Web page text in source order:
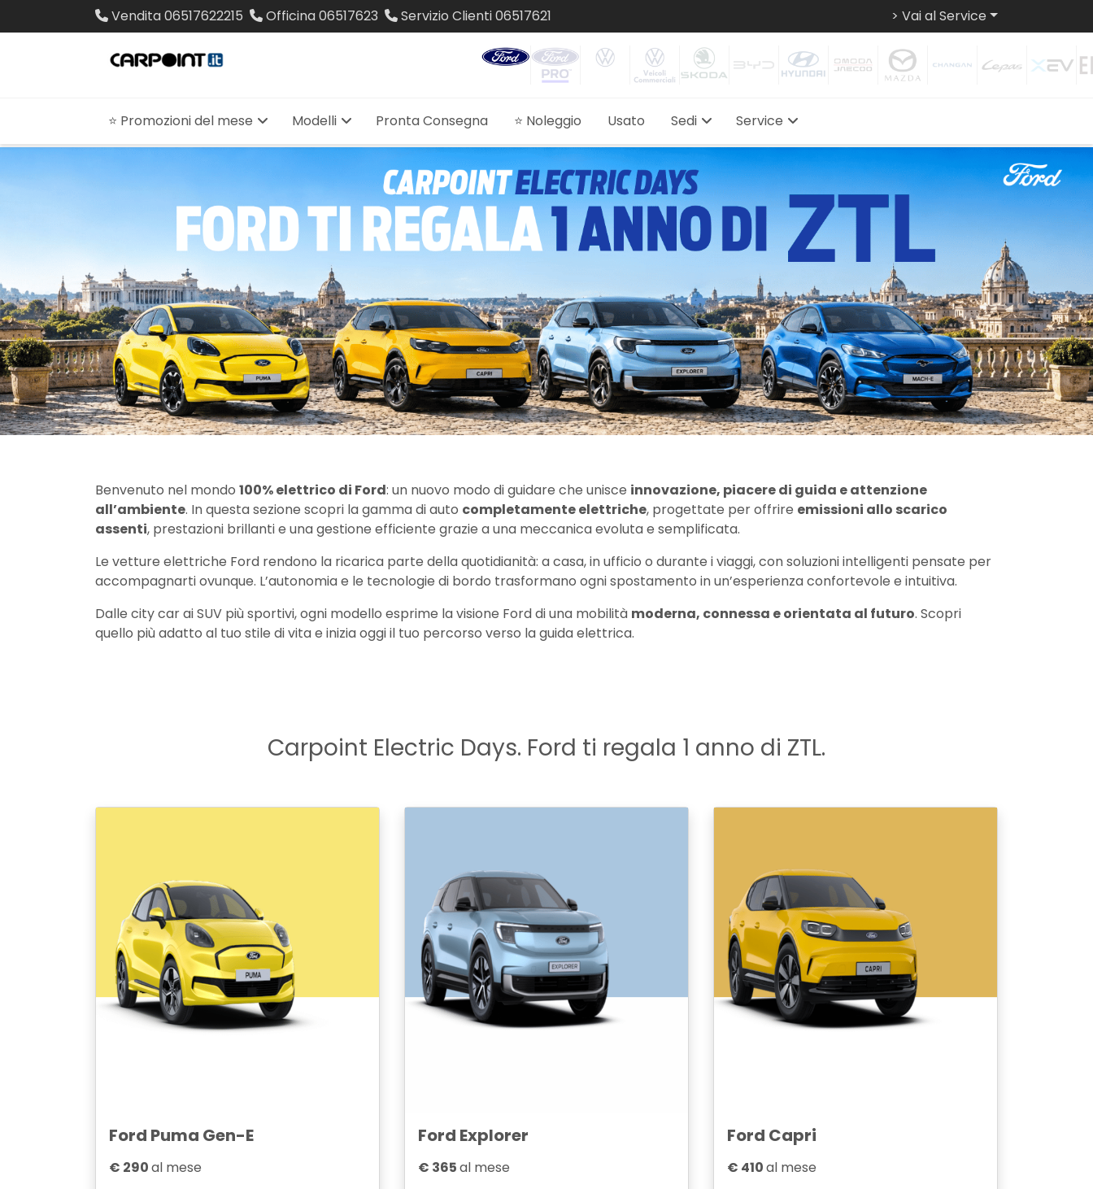
Vendita06517622215 Officina06517623 Servizio Clienti06517621 > Vai al Service
⭐ Promozioni del mese Modelli Pronta Consegna ⭐ Noleggio Usato Sedi Service
Benvenuto nel mondo 100% elettrico di Ford: un nuovo modo di guidare che unisce innovazione, piacere di guida e attenzione
all’ambiente. In questa sezione scopri la gamma di auto completamente elettriche, progettate per offrire emissioni allo scarico
assenti, prestazioni brillanti e una gestione efficiente grazie a una meccanica evoluta e semplificata.
Le vetture elettriche Ford rendono la ricarica parte della quotidianità: a casa, in ufficio o durante i viaggi, con soluzioni intelligenti pensate per
accompagnarti ovunque. L’autonomia e le tecnologie di bordo trasformano ogni spostamento in un’esperienza confortevole e intuitiva.
Dalle city car ai SUV più sportivi, ogni modello esprime la visione Ford di una mobilità moderna, connessa e orientata al futuro. Scopri
quello più adatto al tuo stile di vita e inizia oggi il tuo percorso verso la guida elettrica.
Carpoint Electric Days. Ford ti regala 1 anno di ZTL.
Ford Puma Gen-E
€ 290al mese
Ford Explorer
€ 365al mese
Ford Capri
€ 410al mese